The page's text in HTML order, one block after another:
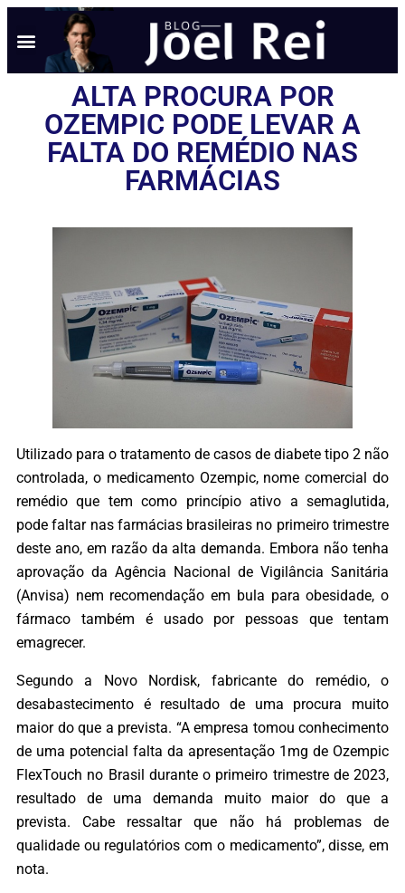
ALTA PROCURA POR
OZEMPIC PODE LEVAR A
FALTA DO REMÉDIO NAS
FARMÁCIAS
Utilizado para o tratamento de casos de diabete tipo 2 não
controlada, o medicamento Ozempic, nome comercial do
remédio que tem como princípio ativo a semaglutida,
pode faltar nas farmácias brasileiras no primeiro trimestre
deste ano, em razão da alta demanda. Embora não tenha
aprovação da Agência Nacional de Vigilância Sanitária
(Anvisa) nem recomendação em bula para obesidade, o
fármaco também é usado por pessoas que tentam
emagrecer.
Segundo a Novo Nordisk, fabricante do remédio, o
desabastecimento é resultado de uma procura muito
maior do que a prevista. “A empresa tomou conhecimento
de uma potencial falta da apresentação 1mg de Ozempic
FlexTouch no Brasil durante o primeiro trimestre de 2023,
resultado de uma demanda muito maior do que a
prevista. Cabe ressaltar que não há problemas de
qualidade ou regulatórios com o medicamento”, disse, em
nota.